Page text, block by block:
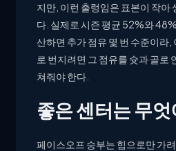
지만, 이런 출렁임은 표본이 작아
다. 실제로 시즌 평균 52%와
산하면 추가 점유 몇 번 수준이라,
로 번지려면 그 점유를 슛과 골로
쳐줘야 한다.
좋은 센터는 무
페이스오프 승부는 힘으로만 가